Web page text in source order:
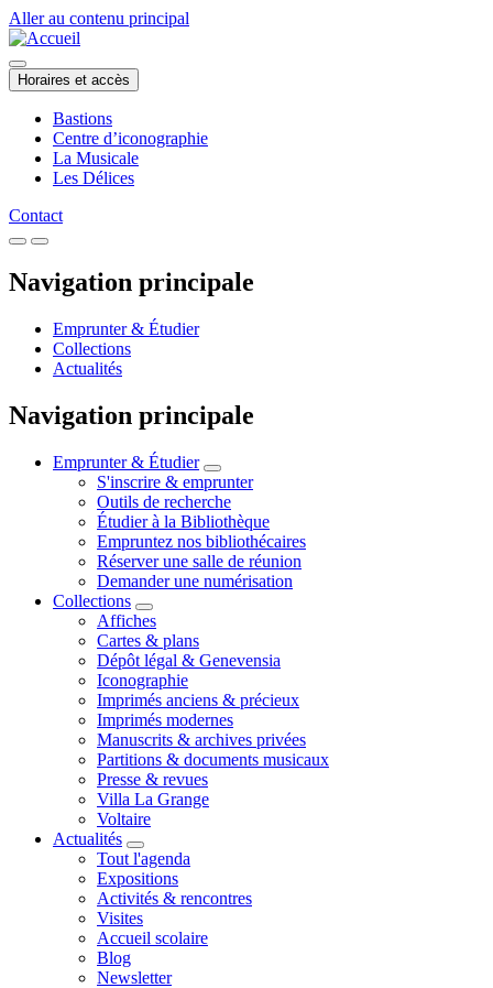
Aller au contenu principal
Horaires et accès
Bastions
Centre d’iconographie
La Musicale
Les Délices
Contact
Navigation principale
Emprunter & Étudier
Collections
Actualités
Navigation principale
Emprunter & Étudier
S'inscrire & emprunter
Outils de recherche
Étudier à la Bibliothèque
Empruntez nos bibliothécaires
Réserver une salle de réunion
Demander une numérisation
Collections
Affiches
Cartes & plans
Dépôt légal & Genevensia
Iconographie
Imprimés anciens & précieux
Imprimés modernes
Manuscrits & archives privées
Partitions & documents musicaux
Presse & revues
Villa La Grange
Voltaire
Actualités
Tout l'agenda
Expositions
Activités & rencontres
Visites
Accueil scolaire
Blog
Newsletter